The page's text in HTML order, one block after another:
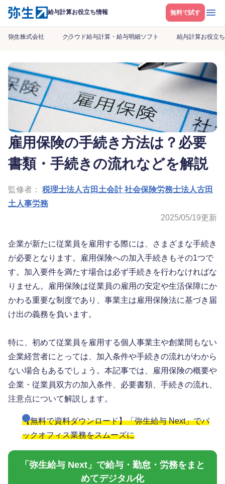
給与計算お役立ち情報 無料で試す メニ
弥生株式会社 クラウド給与計算・給与明細ソフト 給与計算お役立
雇用保険の手続き方法は？必要
書類・手続きの流れなどを解説
監修者： 税理士法人古田土会計 社会保険労務士法人古田
土人事労務
2025/05/19更新
企業が新たに従業員を雇用する際には、さまざまな手続き
が必要となります。雇用保険への加入手続きもその1つで
す。加入要件を満たす場合は必ず手続きを行わなければな
りません。雇用保険は従業員の雇用の安定や生活保障にか
かわる重要な制度であり、事業主は雇用保険法に基づき届
け出の義務を負います。
特に、初めて従業員を雇用する個人事業主や創業間もない
企業経営者にとっては、加入条件や手続きの流れがわから
ない場合もあるでしょう。本記事では、雇用保険の概要や
企業・従業員双方の加入条件、必要書類、手続きの流れ、
注意点について解説します。
【無料で資料ダウンロード】「弥生給与 Next」でバ
ックオフィス業務をスムーズに
「弥生給与 Next」で給与・勤怠・労務をまと
めてデジタル化